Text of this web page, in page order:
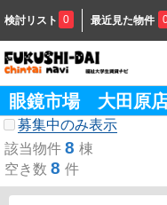
検討リスト 0 最近見た物件
眼鏡市場 大田原
募集中のみ表示
該当物件 8 棟
空き数 8 件